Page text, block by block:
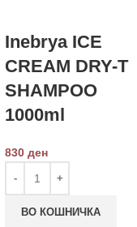
Inebrya ICE
CREAM DRY-T
SHAMPOO
1000ml
830ден
ВО КОШНИЧКА